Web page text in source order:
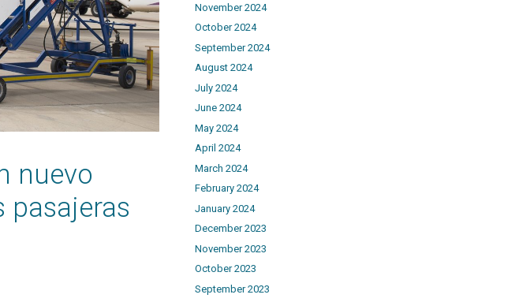
nuevo
pasajeras
November 2024
October 2024
September 2024
August 2024
July 2024
June 2024
May 2024
April 2024
March 2024
February 2024
January 2024
December 2023
November 2023
October 2023
September 2023